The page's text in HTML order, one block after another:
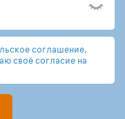
соглашение,
своё согласие на